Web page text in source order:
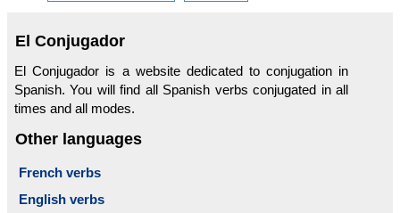
El Conjugador
El Conjugador is a website dedicated to conjugation in
Spanish. You will find all Spanish verbs conjugated in all
times and all modes.
Other languages
French verbs
English verbs